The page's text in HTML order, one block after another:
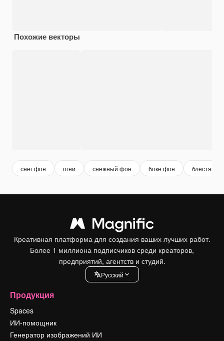
Похожие векторы
снег фон огни снежный фон боке фон
Креативная платформа для создания ваших лучших работ.
Более 1 миллиона подписчиков среди креаторов,
предприятий, агентств и студий.
Pусский
Продукция
Spaces
ИИ-помощник
Генератор изображений ИИ